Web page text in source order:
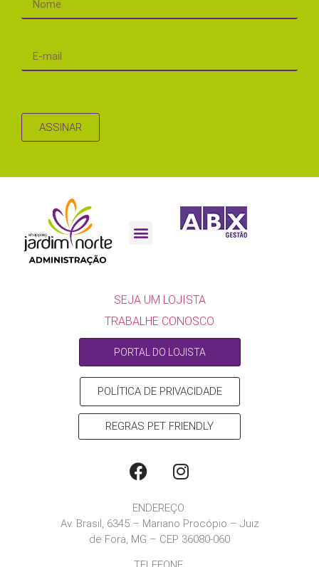
ASSINAR
SEJA UM LOJISTA
TRABALHE CONOSCO
PORTAL DO LOJISTA
POLÍTICA DE PRIVACIDADE
REGRAS PET FRIENDLY
ENDEREÇO:
Av. Brasil, 6345 – Mariano Procópio – Juiz
de Fora, MG – CEP 36080-060